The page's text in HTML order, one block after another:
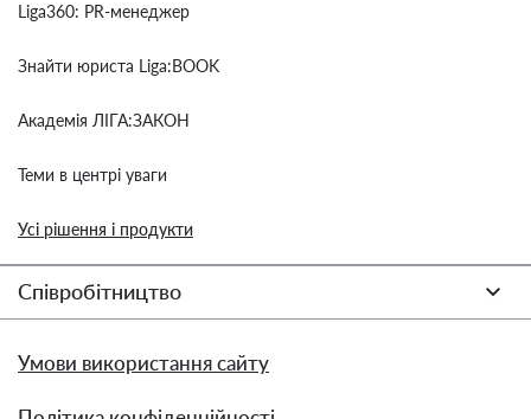
Liga360: PR-менеджер
Знайти юриста Liga:BOOK
Академія ЛІГА:ЗАКОН
Теми в центрі уваги
Усі рішення і продукти
Співробітництво
Умови використання сайту